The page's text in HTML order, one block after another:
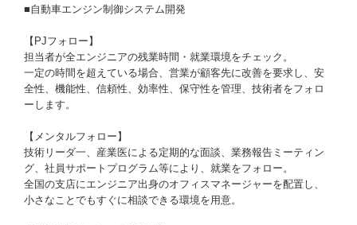
■自動車エンジン制御システム開発
【PJフォロー】
担当者が全エンジニアの残業時間・就業環境をチェック。
一定の時間を超えている場合、営業が顧客先に改善を要求し、安
全性、機能性、信頼性、効率性、保守性を管理、技術者をフォロ
ーします。
【メンタルフォロー】
技術リーダ一、産業医による定期的な面談、業務報告ミーティン
グ、社員サポートプログラム等により、就業をフォロー。
全国の支店にエンジニア出身のオフィスマネージャーを配置し、
小さなことでもすぐに相談できる環境を用意。